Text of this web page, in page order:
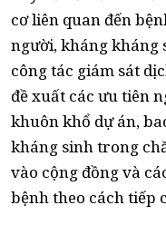
cơ liên quan đến
người, kháng kháng
công tác giám sát
đề xuất các ưu tiên
khuôn khổ dự án,
kháng sinh trong
vào cộng đồng và
bệnh theo cách tiếp